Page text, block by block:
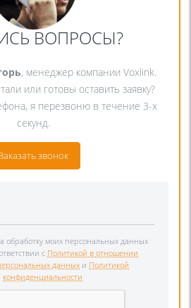
ВОПРОСЫ?
, менеджер компании Voxlink.
или готовы оставить заявку?
я перезвоню в течение 3-х
секунд.
звонок
обработку моих персональных данных
с Политикой в отношении
данных и Политикой
конфиденциальности